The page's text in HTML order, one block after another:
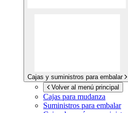
Cajas y suministros para embalar
Volver al menú principal
Cajas para mudanza
Suministros para embalar